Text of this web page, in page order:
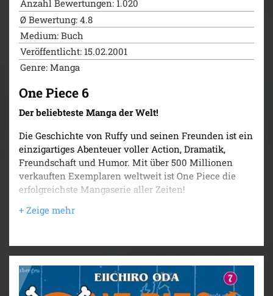
Anzahl Bewertungen: 1.020
Ø Bewertung: 4.8
Medium: Buch
Veröffentlicht: 15.02.2001
Genre: Manga
One Piece 6
Der beliebteste Manga der Welt!
Die Geschichte von Ruffy und seinen Freunden ist ein
einzigartiges Abenteuer voller Action, Dramatik,
Freundschaft und Humor. Mit über 500 Millionen
verkauften Exemplaren weltweit ist One Piece die
erfolgreichste Mangaserie aller Zeiten!
Ruffy hat Küchendienst auf dem Restaurantschiff
Rotfuß-Jeff Pirat und sogar auf der Grand Line
unterwegs...